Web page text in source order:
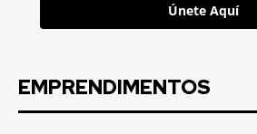
Únete Aquí
EMPRENDIMENTOS